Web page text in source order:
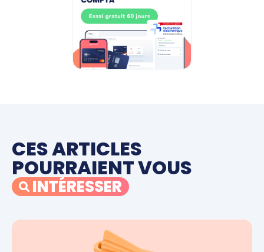
CES ARTICLES
POURRAIENT VOUS
INTÉRESSER